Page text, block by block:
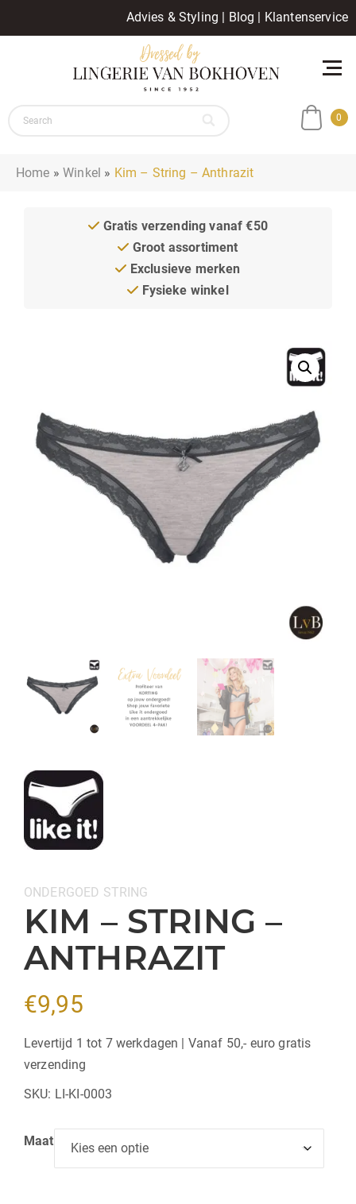
Advies & Styling | Blog | Klantenservice
0
Home »Winkel » Kim – String – Anthrazit
Gratis verzending vanaf €50
Groot assortiment
Exclusieve merken
Fysieke winkel
Categorieën:
ONDERGOED STRING
KIM – STRING –
ANTHRAZIT
€9,95
Levertijd 1 tot 7 werkdagen | Vanaf 50,- euro gratis
verzending
SKU: LI-KI-0003
Maat